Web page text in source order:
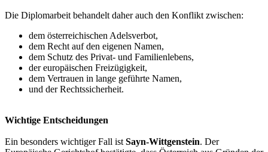
Die Diplomarbeit behandelt daher auch den Konflikt zwischen:
dem österreichischen Adelsverbot,
dem Recht auf den eigenen Namen,
dem Schutz des Privat- und Familienlebens,
der europäischen Freizügigkeit,
dem Vertrauen in lange geführte Namen,
und der Rechtssicherheit.
Wichtige Entscheidungen
Ein besonders wichtiger Fall ist Sayn-Wittgenstein. Der